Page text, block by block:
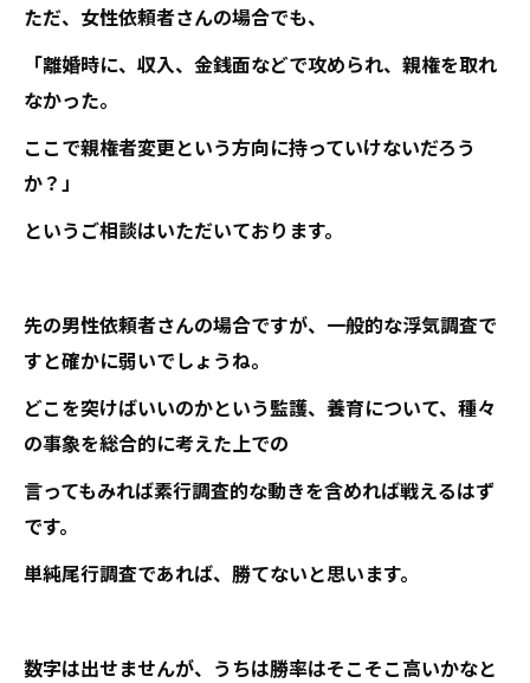
ただ、女性依頼者さんの場合でも、
「離婚時に、収入、金銭面などで攻められ、親権を取れ
なかった。
ここで親権者変更という方向に持っていけないだろう
か？」
というご相談はいただいております。
先の男性依頼者さんの場合ですが、一般的な浮気調査で
すと確かに弱いでしょうね。
どこを突けばいいのかという監護、養育について、種々
の事象を総合的に考えた上での
言ってもみれば素行調査的な動きを含めれば戦えるはず
です。
単純尾行調査であれば、勝てないと思います。
数字は出せませんが、うちは勝率はそこそこ高いかなと